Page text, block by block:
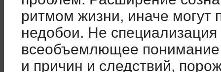
ритмом жизни, иначе могут
недобои. Не
всеобъемлющее понимание
и причин и следствий,